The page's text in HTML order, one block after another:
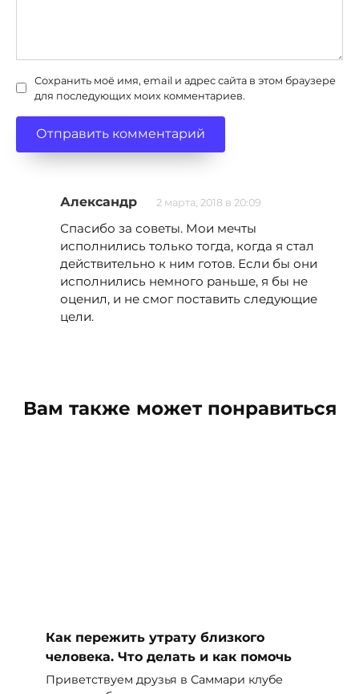
Сохранить моё имя, email и адрес сайта в этом браузере
для последующих моих комментариев.
Александр 2 марта, 2018 в 20:09
Спасибо за советы. Мои мечты
исполнились только тогда, когда я стал
действительно к ним готов. Если бы они
исполнились немного раньше, я бы не
оценил, и не смог поставить следующие
цели.
Вам также может понравиться
Как пережить утрату близкого
человека. Что делать и как помочь
Приветствуем друзья в Саммари клубе